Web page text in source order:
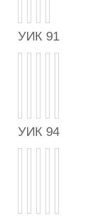
УИК 91
УИК 94